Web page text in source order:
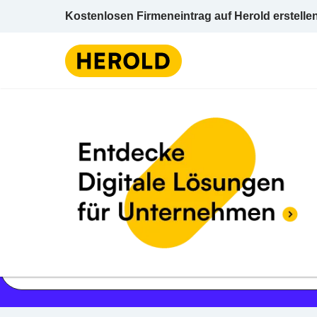
Kostenlosen Firmeneintrag auf Herold